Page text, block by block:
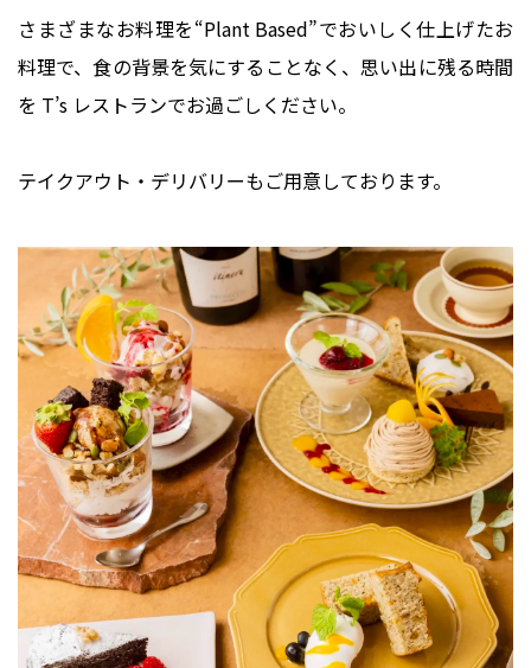
さまざまなお料理を“Plant Based”でおいしく仕上げたお
料理で、食の背景を気にすることなく、思い出に残る時間
を T’s レストランでお過ごしください。
テイクアウト・デリバリーもご用意しております。